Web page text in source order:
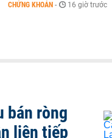
CHỨNG KHOÁN - 16 giờ trước
bán ròng
liên tiếp